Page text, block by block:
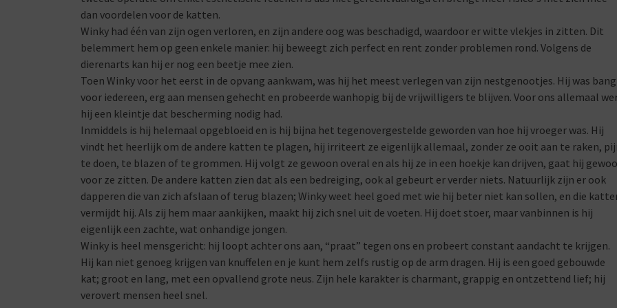
dan voordelen voor de katten.
Winky had één van zijn ogen verloren, en zijn andere oog was beschadigd, waardoor er witte vlekjes in zitten. Dit
belemmert hem op geen enkele manier: hij beweegt zich perfect en rent zonder problemen rond. Volgens de
dierenarts kan hij er nog een beetje mee zien.
Toen Winky voor het eerst in de opvang aankwam, was hij het meest verlegen van zijn nestgenootjes. Hij was bang
voor iedereen, erg aan mensen gehecht en probeerde wanhopig bij de vrijwilligers te blijven. Voor ons allemaal
hij een kleintje dat bescherming nodig had.
Inmiddels is hij helemaal opgebloeid en is hij bijna het tegenovergestelde geworden van hoe hij vroeger was. Hij
vindt het heerlijk om de andere katten te plagen, hij irriteert ze eigenlijk allemaal, zonder ze ooit aan te raken,
te doen, te blazen of te grommen. Hij volgt ze gewoon overal en als hij ze in een hoekje kan drijven, gaat hij
voor ze zitten. De andere katten zien dat als een bedreiging, ook al gebeurt er verder niets. Natuurlijk zijn er ook
dapperen die van zich afslaan of terug blazen; Winky weet heel goed met wie hij beter niet kan sollen, en die
vermijdt hij. Als zij hem maar aankijken, maakt hij zich snel uit de voeten. Hij doet stoer, maar vanbinnen is hij
eigenlijk een zachte, wat onhandige jongen.
Winky is heel mensgericht: hij loopt achter ons aan, “praat” tegen ons en probeert constant aandacht te krijgen.
Hij kan niet genoeg krijgen van knuffelen en je kunt hem zelfs rustig op de arm dragen. Hij is een goed gebouwde
kat; groot en lang, met een opvallend grote neus. Zijn hele karakter is charmant, grappig en ontzettend lief; hij
verovert mensen heel snel.